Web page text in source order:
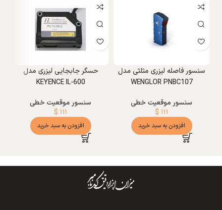
سنسور فاصله لیزری مثلثی مدل
WENGLOR PNBC107
سنسور موقعیت خطی
$ ۱۱۱
افزودن به سبد خرید
حسگر جابجایی لیزری مدل
KEYENCE IL-600
سنسور موقعیت خطی
$ ۱۱۱
افزودن به سبد خرید